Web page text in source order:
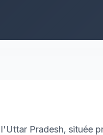
Pradesh, située